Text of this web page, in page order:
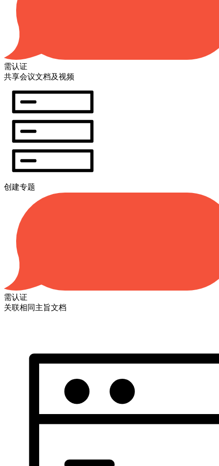
需认证
共享会议文档及视频
创建专题
需认证
关联相同主旨文档